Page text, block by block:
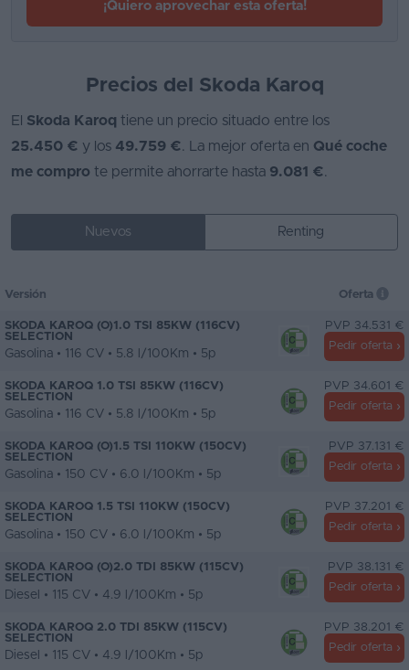
¡Quiero aprovechar esta oferta!
Precios del Skoda Karoq
El Skoda Karoq tiene un precio situado entre los
25.450 € y los 49.759 €. La mejor oferta en Qué coche
me compro te permite ahorrarte hasta 9.081 €.
Nuevos Renting
Versión Oferta
SKODA KAROQ (O)1.0 TSI 85KW (116CV)
SELECTION
Gasolina • 116 CV • 5.8 l/100Km • 5p
PVP 34.531 €
Pedir oferta
SKODA KAROQ 1.0 TSI 85KW (116CV)
SELECTION
Gasolina • 116 CV • 5.8 l/100Km • 5p
PVP 34.601 €
Pedir oferta
SKODA KAROQ (O)1.5 TSI 110KW (150CV)
SELECTION
Gasolina • 150 CV • 6.0 l/100Km • 5p
PVP 37.131 €
Pedir oferta
SKODA KAROQ 1.5 TSI 110KW (150CV)
SELECTION
Gasolina • 150 CV • 6.0 l/100Km • 5p
PVP 37.201 €
Pedir oferta
SKODA KAROQ (O)2.0 TDI 85KW (115CV)
SELECTION
Diesel • 115 CV • 4.9 l/100Km • 5p
PVP 38.131 €
Pedir oferta
SKODA KAROQ 2.0 TDI 85KW (115CV)
SELECTION
Diesel • 115 CV • 4.9 l/100Km • 5p
PVP 38.201 €
Pedir oferta